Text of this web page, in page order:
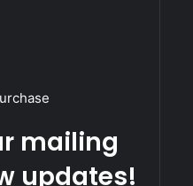
mailing
updates!